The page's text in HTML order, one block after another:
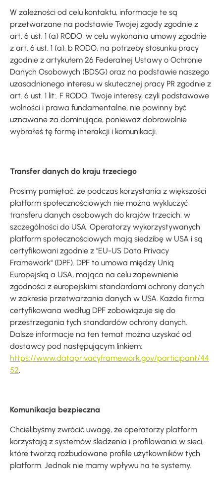
W zależności od celu kontaktu, informacje te są
przetwarzane na podstawie Twojej zgody zgodnie z
art. 6 ust. 1 (a) RODO, w celu wykonania umowy zgodnie
z art. 6 ust. 1 (a). b RODO, na potrzeby stosunku pracy
zgodnie z artykułem 26 Federalnej Ustawy o Ochronie
Danych Osobowych (BDSG) oraz na podstawie naszego
uzasadnionego interesu w skutecznej pracy PR zgodnie z
art. 6 ust. 1 lit:. F RODO. Twoje interesy, czyli podstawowe
wolności i prawa fundamentalne, nie powinny być
uznawane za dominujące, ponieważ dobrowolnie
wybrałeś tę formę interakcji i komunikacji.
Transfer danych do kraju trzeciego
Prosimy pamiętać, że podczas korzystania z większości
platform społecznościowych nie można wykluczyć
transferu danych osobowych do krajów trzecich, w
szczególności do USA. Operatorzy wykorzystywanych
platform społecznościowych mają siedzibę w USA i są
certyfikowani zgodnie z "EU-US Data Privacy
Framework" (DPF). DPF to umowa między Unią
Europejską a USA, mająca na celu zapewnienie
zgodności z europejskimi standardami ochrony danych
w zakresie przetwarzania danych w USA. Każda firma
certyfikowana według DPF zobowiązuje się do
przestrzegania tych standardów ochrony danych.
Dalsze informacje na ten temat można uzyskać od
dostawcy pod następującym linkiem:
https://www.dataprivacyframework.gov/participant/44
52.
Komunikacja bezpieczna
Chcielibyśmy zwrócić uwagę, że operatorzy platform
korzystają z systemów śledzenia i profilowania w sieci,
które tworzą rozbudowane profile użytkowników tych
platform. Jednak nie mamy wpływu na te systemy.